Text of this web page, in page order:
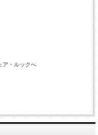
ア・ルックへ